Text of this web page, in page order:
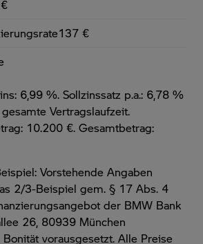
137 €
6,99 %. Sollzinssatz p.a.: 6,78 %
Vertragslaufzeit.
10.200 €. Gesamtbetrag:
Vorstehende Angaben
2/3-Beispiel gem. § 17 Abs. 4
der BMW Bank
26, 80939 München
vorausgesetzt. Alle Preise